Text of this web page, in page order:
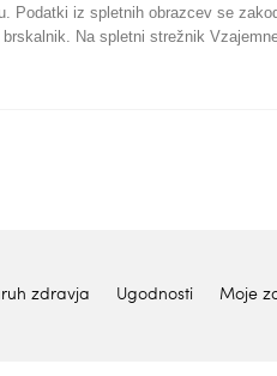
Podatki iz spletnih obrazcev se
Na spletni strežnik
zdravja Ugodnosti Moje